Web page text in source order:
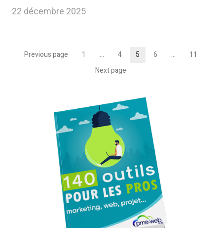
22 décembre 2025
Pagination
Previous page Page
1 … Page
4 Page
5 Page
6 …
11
Next page